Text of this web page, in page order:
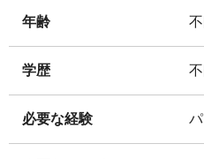
年齢
学歴
必要な経験